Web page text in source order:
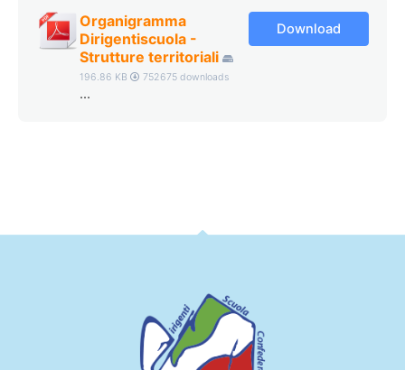
Organigramma
Dirigentiscuola -
Strutture territoriali
196.86 KB 752675 downloads
...
Download